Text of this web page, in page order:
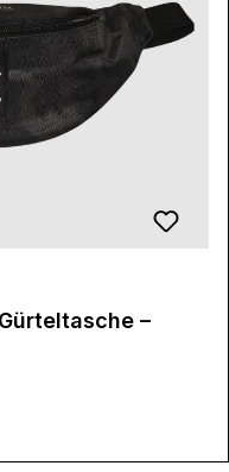
Gürteltasche –